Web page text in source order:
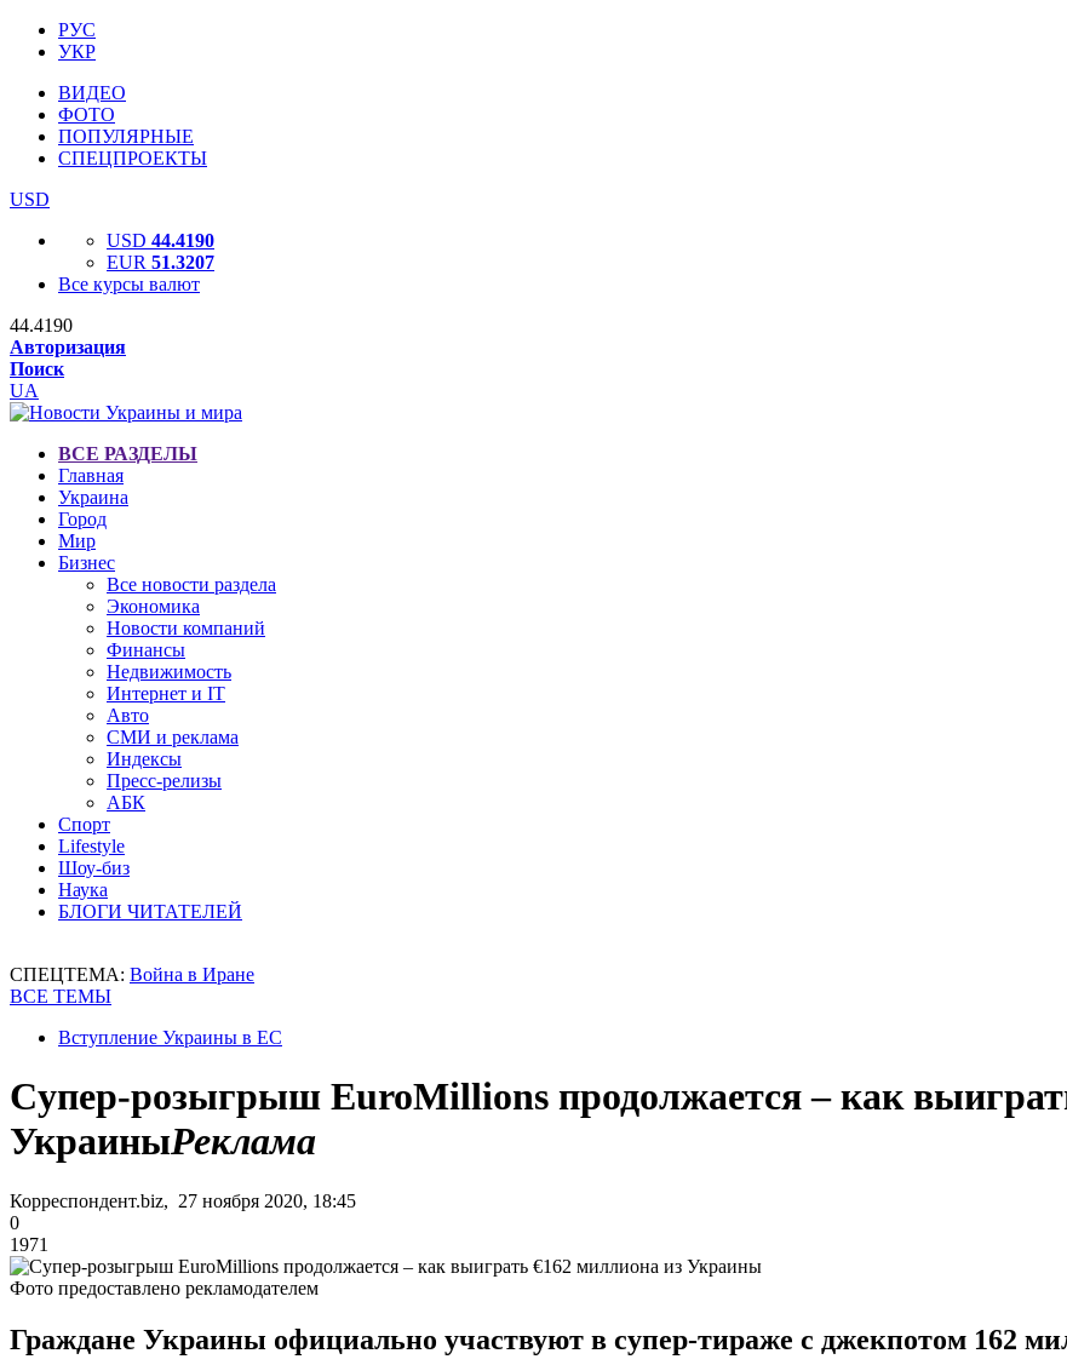
РУС
УКР
ВИДЕО
ФОТО
ПОПУЛЯРНЫЕ
СПЕЦПРОЕКТЫ
USD
USD 44.4190
EUR 51.3207
Все курсы валют
44.4190
Авторизация
Поиск
UA
ВСЕ РАЗДЕЛЫ
Главная
Украина
Город
Мир
Бизнес
Все новости раздела
Экономика
Новости компаний
Финансы
Недвижимость
Интернет и IT
Авто
СМИ и реклама
Индексы
Пресс-релизы
АБК
Спорт
Lifestyle
Шоу-биз
Наука
БЛОГИ ЧИТАТЕЛЕЙ
СПЕЦТЕМА: Война в Иране
ВСЕ ТЕМЫ
Вступление Украины в ЕС
Cупер-розыгрыш EuroMillions продолжается – как
УкраиныРеклама
Корреспондент.biz, 27 ноября 2020, 18:45
0
1971
Фото предоставлено рекламодателем
Граждане Украины официально участвуют в супер-тираже с джекпотом 162